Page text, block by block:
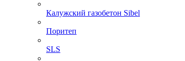
Калужский газобетон Sibel
Поритеп
SLS